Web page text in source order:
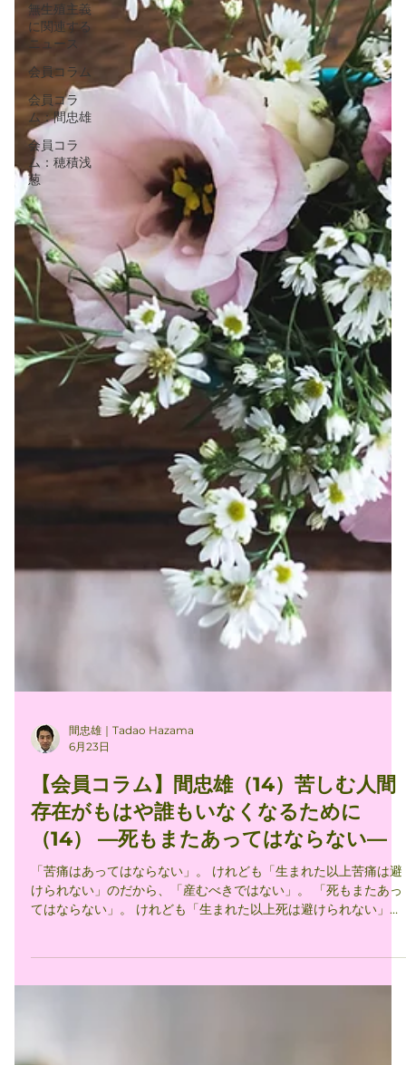
無生殖主義
に関連する
ニュース
会員コラム
会員コラ
ム：間忠雄
会員コラ
ム：穂積浅
葱
6月23日
【会員コラム】間忠雄（14）苦しむ人間
存在がもはや誰もいなくなるために
（14） —死もまたあってはならない—
「苦痛はあってはならない」。 けれども「生まれた以上苦痛は避
だから、「産むべきではない」。 「生まれた以上苦痛は避けられ
るのではないか。 しかし、「苦痛」とは別にもうひとつの「死」